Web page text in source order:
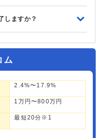
しますか？
ム
2.4%〜17.9%
1万円〜800万円
最短20分※1